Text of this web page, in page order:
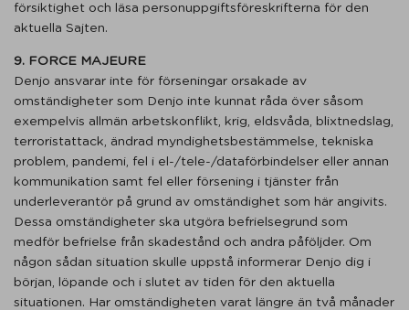
försiktighet och läsa personuppgiftsföreskrifterna för den
aktuella Sajten.
9. FORCE MAJEURE
Denjo ansvarar inte för förseningar orsakade av
omständigheter som Denjo inte kunnat råda över såsom
exempelvis allmän arbetskonflikt, krig, eldsvåda, blixtnedslag,
terroristattack, ändrad myndighetsbestämmelse, tekniska
problem, pandemi, fel i el-/tele-/dataförbindelser eller annan
kommunikation samt fel eller försening i tjänster från
underleverantör på grund av omständighet som här angivits.
Dessa omständigheter ska utgöra befrielsegrund som
medför befrielse från skadestånd och andra påföljder. Om
någon sådan situation skulle uppstå informerar Denjo dig i
början, löpande och i slutet av tiden för den aktuella
situationen. Har omständigheten varat längre än två månader